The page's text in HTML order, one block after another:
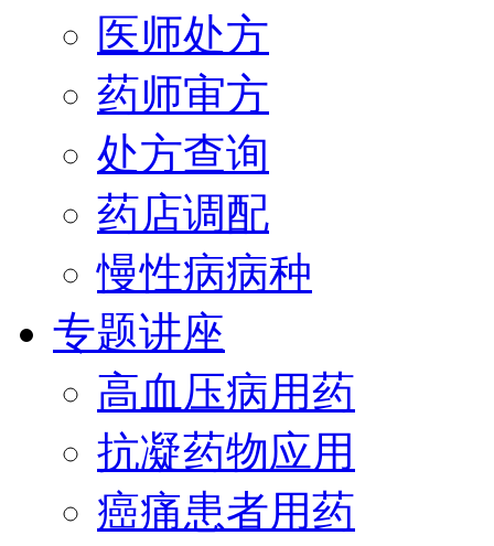
医师处方
药师审方
处方查询
药店调配
慢性病病种
专题讲座
高血压病用药
抗凝药物应用
癌痛患者用药